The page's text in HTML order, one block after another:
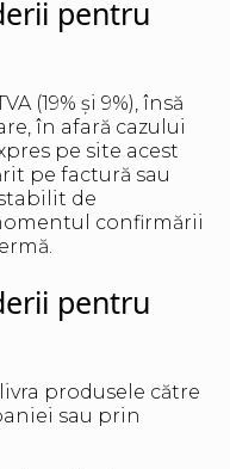
pentru
(19% și 9%), însă
în afară cazului
pe site acest
pe factură sau
de
confirmării
pentru
produsele către
sau prin